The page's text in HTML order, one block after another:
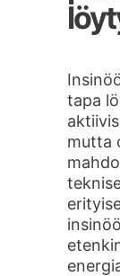
tapa
mutta